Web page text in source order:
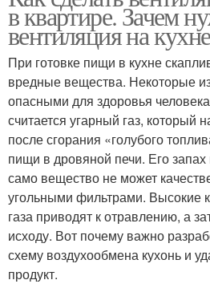
в квартире. Зачем
вентиляция на кухне
При готовке пищи в кухне
вредные вещества. Некоторые
опасными для здоровья
считается угарный газ, который
после сгорания «голубого
пищи в дровяной печи. Его
само вещество не может
угольными фильтрами. Высокие
газа приводят к отравлению, а
исходу. Вот почему важно
схему воздухообмена кухонь и
продукт.